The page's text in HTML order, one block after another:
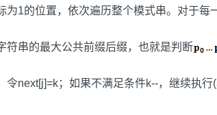
为1的位置，依次遍历整个模式串。对于每
符串的最大公共前缀后缀，也就是判断
令next[j]=k；如果不满足条件k--，继续执行